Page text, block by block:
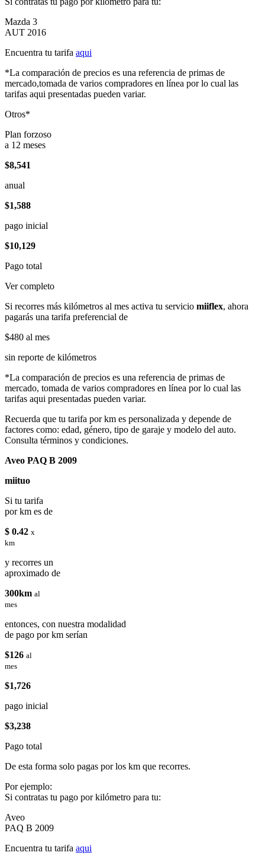
Mazda 3
AUT 2016
Encuentra tu tarifa aqui
*La comparación de precios es una referencia de primas de
mercado,tomada de varios compradores en línea por lo cual las
tarifas aqui presentadas pueden variar.
Otros*
Plan forzoso
a 12 meses
$8,541
anual
$1,588
pago inicial
$10,129
Pago total
Ver completo
Si recorres más kilómetros al mes activa tu servicio miiflex, ahora
pagarás una tarifa preferencial de
$480 al mes
sin reporte de kilómetros
*La comparación de precios es una referencia de primas de
mercado, tomada de varios compradores en línea por lo cual las
tarifas aqui presentadas pueden variar.
Recuerda que tu tarifa por km es personalizada y depende de
factores como: edad, género, tipo de garaje y modelo del auto.
Consulta términos y condiciones.
Aveo PAQ B 2009
miituo
Si tu tarifa
por km es de
$ 0.42 x
km
y recorres un
aproximado de
300km al
mes
entonces, con nuestra modalidad
de pago por km serían
$126 al
mes
$1,726
pago inicial
$3,238
Pago total
De esta forma solo pagas por los km que recorres.
Por ejemplo:
Si contratas tu pago por kilómetro para tu:
Aveo
PAQ B 2009
Encuentra tu tarifa aqui